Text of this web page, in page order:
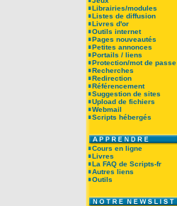
Librairies/modules
Listes de diffusion
Livres d'or
Outils internet
Pages nouveautés
Petites annonces
Portails / liens
Protection/mot de passe
Recherches
Redirection
Référencement
Suggestion de sites
Upload de fichiers
Webmail
Scripts hébergés
Cours en ligne
Livres
La FAQ de Scripts-fr
Autres liens
Outils